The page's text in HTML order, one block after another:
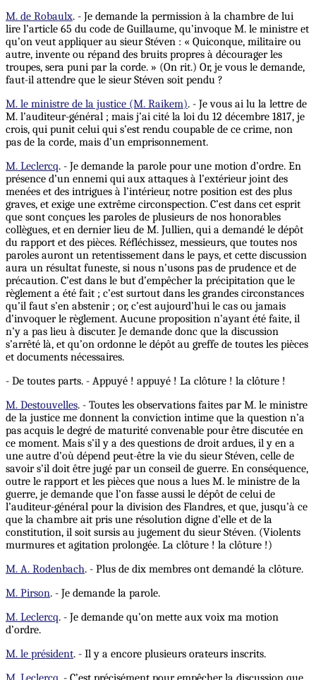
M. de Robaulx. - Je demande la permission à la chambre de lui
lire l’article 65 du code de Guillaume, qu’invoque M. le ministre et
qu’on veut appliquer au sieur Stéven : « Quiconque, militaire ou
autre, invente ou répand des bruits propres à décourager les
troupes, sera puni par la corde. » (On rit.) Or, je vous le demande,
faut-il attendre que le sieur Stéven soit pendu ?
M. le ministre de la justice (M. Raikem). - Je vous ai lu la lettre de
M. l’auditeur-général ; mais j’ai cité la loi du 12 décembre 1817, je
crois, qui punit celui qui s’est rendu coupable de ce crime, non
pas de la corde, mais d’un emprisonnement.
M. Leclercq. - Je demande la parole pour une motion d’ordre. En
présence d’un ennemi qui aux attaques à l’extérieur joint des
menées et des intrigues à l’intérieur, notre position est des plus
graves, et exige une extrême circonspection. C’est dans cet esprit
que sont conçues les paroles de plusieurs de nos honorables
collègues, et en dernier lieu de M. Jullien, qui a demandé le dépôt
du rapport et des pièces. Réfléchissez, messieurs, que toutes nos
paroles auront un retentissement dans le pays, et cette discussion
aura un résultat funeste, si nous n’usons pas de prudence et de
précaution. C’est dans le but d’empêcher la précipitation que le
règlement a été fait ; c’est surtout dans les grandes circonstances
qu’il faut s’en abstenir ; or, c’est aujourd’hui le cas ou jamais
d’invoquer le règlement. Aucune proposition n’ayant été faite, il
n’y a pas lieu à discuter. Je demande donc que la discussion
s’arrêté là, et qu’on ordonne le dépôt au greffe de toutes les pièces
et documents nécessaires.
- De toutes parts. - Appuyé ! appuyé ! La clôture ! la clôture !
M. Destouvelles. - Toutes les observations faites par M. le ministre
de la justice me donnent la conviction intime que la question n’a
pas acquis le degré de maturité convenable pour être discutée en
ce moment. Mais s’il y a des questions de droit ardues, il y en a
une autre d’où dépend peut-être la vie du sieur Stéven, celle de
savoir s’il doit être jugé par un conseil de guerre. En conséquence,
outre le rapport et les pièces que nous a lues M. le ministre de la
guerre, je demande que l’on fasse aussi le dépôt de celui de
l’auditeur-général pour la division des Flandres, et que, jusqu’à ce
que la chambre ait pris une résolution digne d’elle et de la
constitution, il soit sursis au jugement du sieur Stéven. (Violents
murmures et agitation prolongée. La clôture ! la clôture !)
M. A. Rodenbach. - Plus de dix membres ont demandé la clôture.
M. Pirson. - Je demande la parole.
M. Leclercq. - Je demande qu’on mette aux voix ma motion
d’ordre.
M. le président. - Il y a encore plusieurs orateurs inscrits.